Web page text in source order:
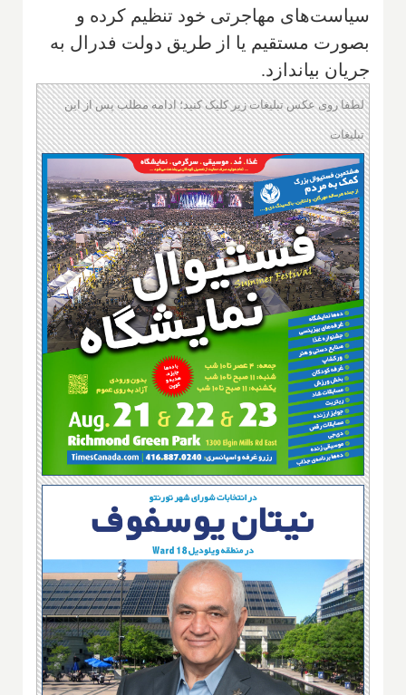
سیاست‌های مهاجرتی خود تنظیم کرده و
بصورت مستقیم یا از طریق دولت فدرال به
جریان بیاندازد.
لطفا روی عکس تبلیغات زیر کلیک کنید؛ ادامه مطلب پس از این
تبلیغات